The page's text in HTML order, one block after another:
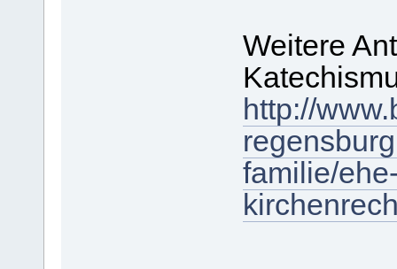
Weitere
http://
familie/